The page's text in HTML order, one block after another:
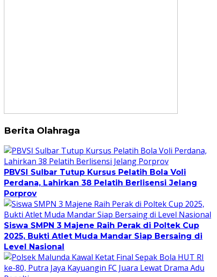
Berita Olahraga
PBVSI Sulbar Tutup Kursus Pelatih Bola Voli
Perdana, Lahirkan 38 Pelatih Berlisensi Jelang
Porprov
Siswa SMPN 3 Majene Raih Perak di Poltek Cup
2025, Bukti Atlet Muda Mandar Siap Bersaing di
Level Nasional